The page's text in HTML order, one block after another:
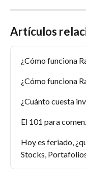
Artículos
¿Cómo funciona
¿Cómo funciona
¿Cuánto cuesta
El 101 para
Hoy es feriado,
Stocks,